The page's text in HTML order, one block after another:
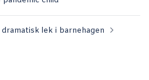
lek i barnehagen